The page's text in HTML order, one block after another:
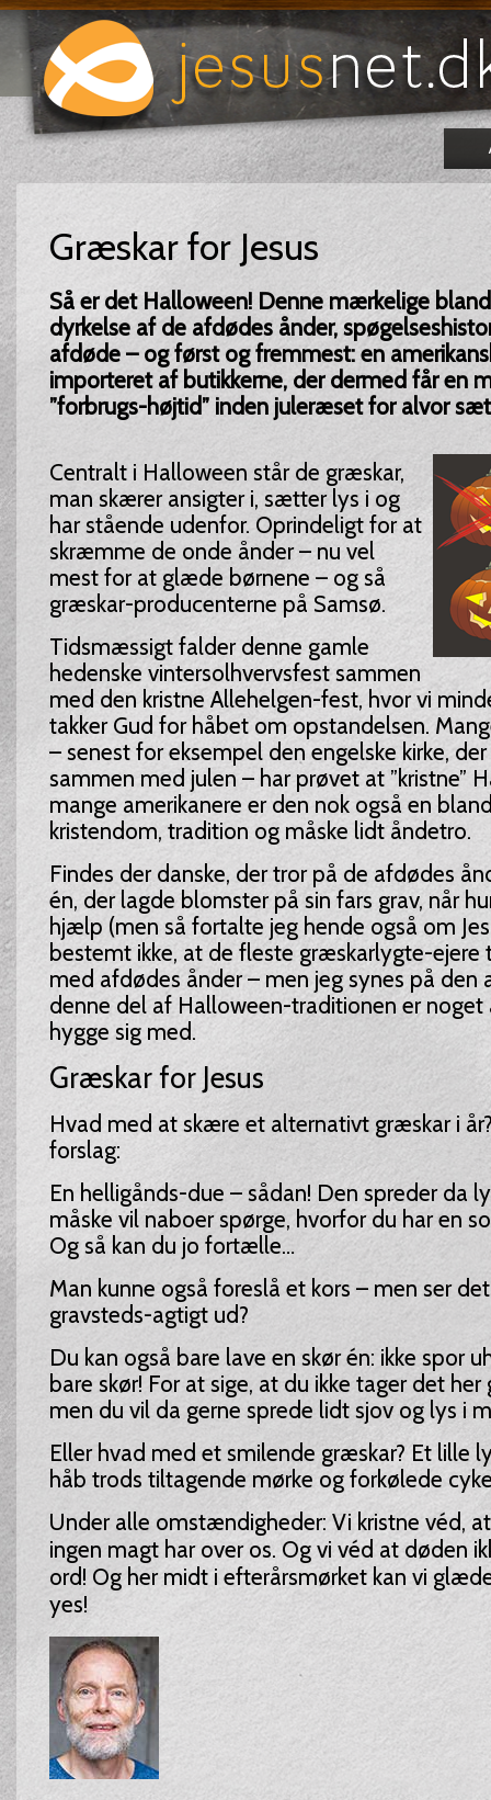
Græskar for Jesus
Så er det Halloween! Denne mærkelige
dyrkelse af de afdødes ånder,
afdøde – og først og fremmest: en
importeret af butikkerne, der dermed får en
”forbrugs-højtid” inden juleræset for alvor
Centralt i Halloween står de græskar,
man skærer ansigter i, sætter lys i og
har stående udenfor. Oprindeligt for at
skræmme de onde ånder – nu vel
mest for at glæde børnene – og så
græskar-producenterne på Samsø.
Tidsmæssigt falder denne gamle
hedenske vintersolhvervsfest sammen
med den kristne Allehelgen-fest, hvor vi
takker Gud for håbet om opstandelsen.
– senest for eksempel den engelske kirke,
sammen med julen – har prøvet at ”kristne”
mange amerikanere er den nok også en
kristendom, tradition og måske lidt åndetro.
Findes der danske, der tror på de afdødes
én, der lagde blomster på sin fars grav, når
hjælp (men så fortalte jeg hende også om
bestemt ikke, at de fleste græskarlygte-ejere
med afdødes ånder – men jeg synes på den
denne del af Halloween-traditionen er noget
hygge sig med.
Græskar for Jesus
Hvad med at skære et alternativt græskar i
forslag:
En helligånds-due – sådan! Den spreder da
måske vil naboer spørge, hvorfor du har en
Og så kan du jo fortælle…
Man kunne også foreslå et kors – men ser
gravsteds-agtigt ud?
Du kan også bare lave en skør én: ikke spor
bare skør! For at sige, at du ikke tager det
men du vil da gerne sprede lidt sjov og lys i
Eller hvad med et smilende græskar? Et lille
håb trods tiltagende mørke og forkølede
Under alle omstændigheder: Vi kristne véd,
ingen magt har over os. Og vi véd at døden
ord! Og her midt i efterårsmørket kan vi
yes!